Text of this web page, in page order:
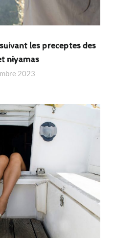
les preceptes des
niyamas
2023